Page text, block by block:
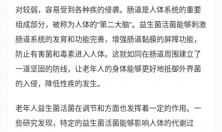
对较弱，容易受到各种疾的侵袭。肠道是人体系统的重要
组成部分，被称为人体的“第二大脑”。益生菌活菌能够刺激
肠道系统的发育和功能完善，增强肠道黏膜的屏障功能，
防止有害菌和毒素进入人体。这就如同在肠道周围建立了
一道坚固的防线，让老年人的身体能够更好地抵御外界菌
的入侵，降低性疾的发生。
老年人益生菌活菌在调节和方面也发挥着一定的作用。一
些研究发现，特定的益生菌活菌能够影响人体的代谢过